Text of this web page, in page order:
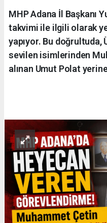
MHP Adana İl Başkanı
takvimi ile ilgili olarak
yapıyor. Bu doğrultuda,
sevilen isimlerinden
alınan Umut Polat